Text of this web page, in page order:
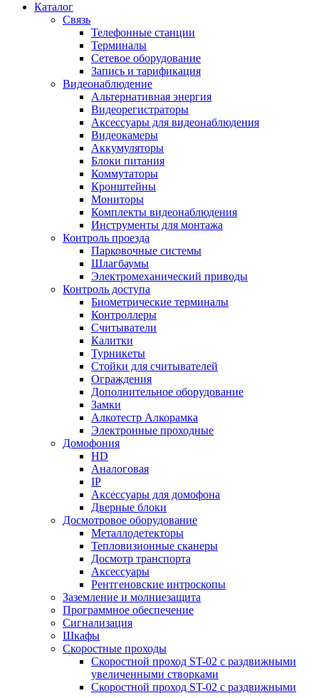
Каталог
Связь
Телефонные станции
Терминалы
Сетевое оборудование
Запись и тарификация
Видеонаблюдение
Альтернативная энергия
Видеорегистраторы
Аксессуары для видеонаблюдения
Видеокамеры
Аккумуляторы
Блоки питания
Коммутаторы
Кронштейны
Мониторы
Комплекты видеонаблюдения
Инструменты для монтажа
Контроль проезда
Парковочные системы
Шлагбаумы
Электромеханический приводы
Контроль доступа
Биометрические терминалы
Контроллеры
Считыватели
Калитки
Турникеты
Стойки для считывателей
Ограждения
Дополнительное оборудование
Замки
Алкотестр Алкорамка
Электронные проходные
Домофония
HD
Аналоговая
IP
Аксессуары для домофона
Дверные блоки
Досмотровое оборудование
Металлодетекторы
Тепловизионные сканеры
Досмотр транспорта
Аксессуары
Рентгеновские интроскопы
Заземление и молниезащита
Программное обеспечение
Сигнализация
Шкафы
Скоростные проходы
Скоростной проход ST-02 с раздвижными
увеличенными створками
Скоростной проход ST-02 с раздвижными